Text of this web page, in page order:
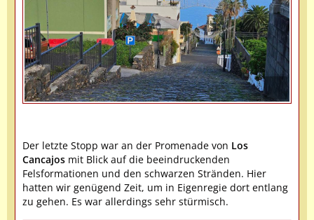
Der letzte Stopp war an der Promenade von Los
Cancajos mit Blick auf die beeindruckenden
Felsformationen und den schwarzen Stränden. Hier
hatten wir genügend Zeit, um in Eigenregie dort entlang
zu gehen. Es war allerdings sehr stürmisch.